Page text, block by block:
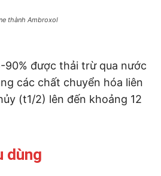
thành Ambroxol
90% được thải trừ qua nước
các chất chuyển hóa liên
(t1/2) lên đến khoảng 12
dùng